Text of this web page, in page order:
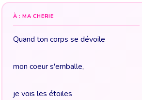
À : MA CHERIE
Quand ton corps se dévoile
mon coeur s'emballe,
je vois les étoiles